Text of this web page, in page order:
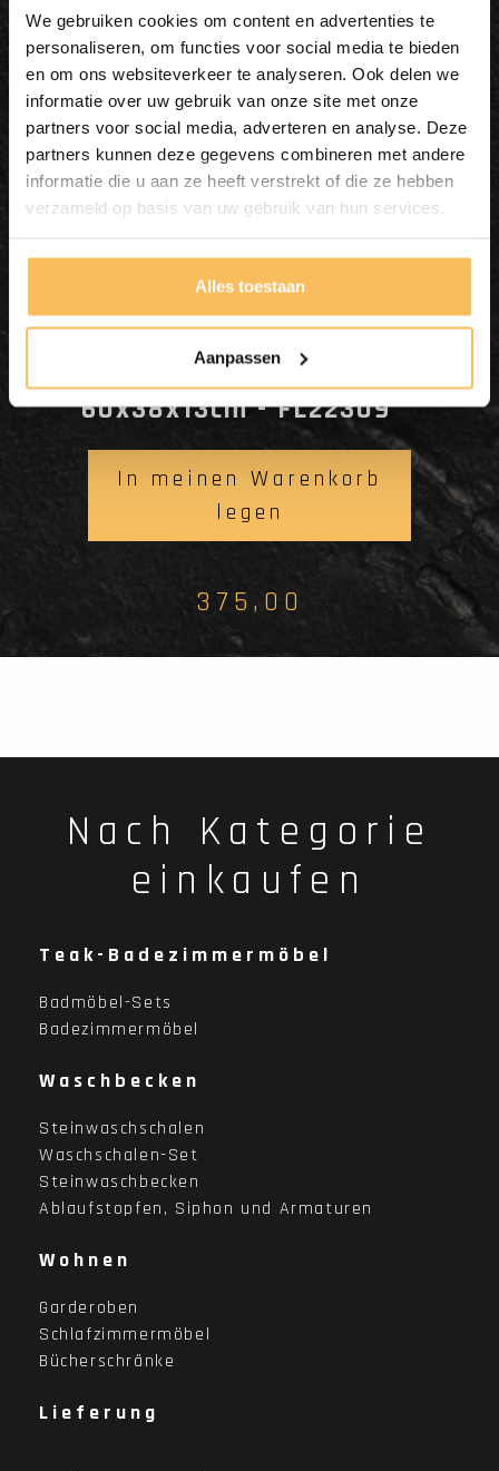
We gebruiken cookies om content en advertenties te
personaliseren, om functies voor social media te bieden
en om ons websiteverkeer te analyseren. Ook delen we
informatie over uw gebruik van onze site met onze
partners voor social media, adverteren en analyse. Deze
partners kunnen deze gegevens combineren met andere
informatie die u aan ze heeft verstrekt of die ze hebben
verzameld op basis van uw gebruik van hun services.
Alles toestaan
Aanpassen
Naturstein Waschbecken
60x38x13cm - FL22309
In meinen Warenkorb
legen
375,00
Nach Kategorie
einkaufen
Teak-Badezimmermöbel
Badmöbel-Sets
Badezimmermöbel
Waschbecken
Steinwaschschalen
Waschschalen-Set
Steinwaschbecken
Ablaufstopfen, Siphon und Armaturen
Wohnen
Garderoben
Schlafzimmermöbel
Bücherschränke
Lieferung